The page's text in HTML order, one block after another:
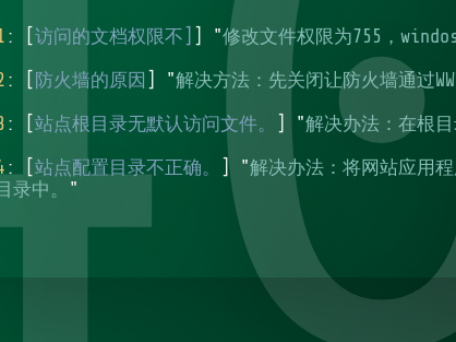
: [ 访问的文档权限不] ] "修改文件权限为755，
: [ 防火墙的原因 ] "解决方法：先关闭让防火墙通过
: [ 站点根目录无默认访问文件。 ] "解决办法：在根
: [ 站点配置目录不正确。 ] "解决办法：将网站应用
录中。
"
: [ 站点使用了伪静态 解决办法：将伪静态规则删除